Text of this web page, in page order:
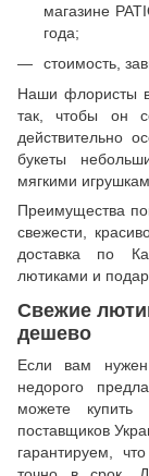
магазине
года;
стоимость,
Наши флористы
так, чтобы он
действительно
букеты
мягкими
Преимущества
свежести,
доставка по
лютиками и
Свежие
дешево
Если вам нужен
недорого
можете
поставщиков
гарантируем,